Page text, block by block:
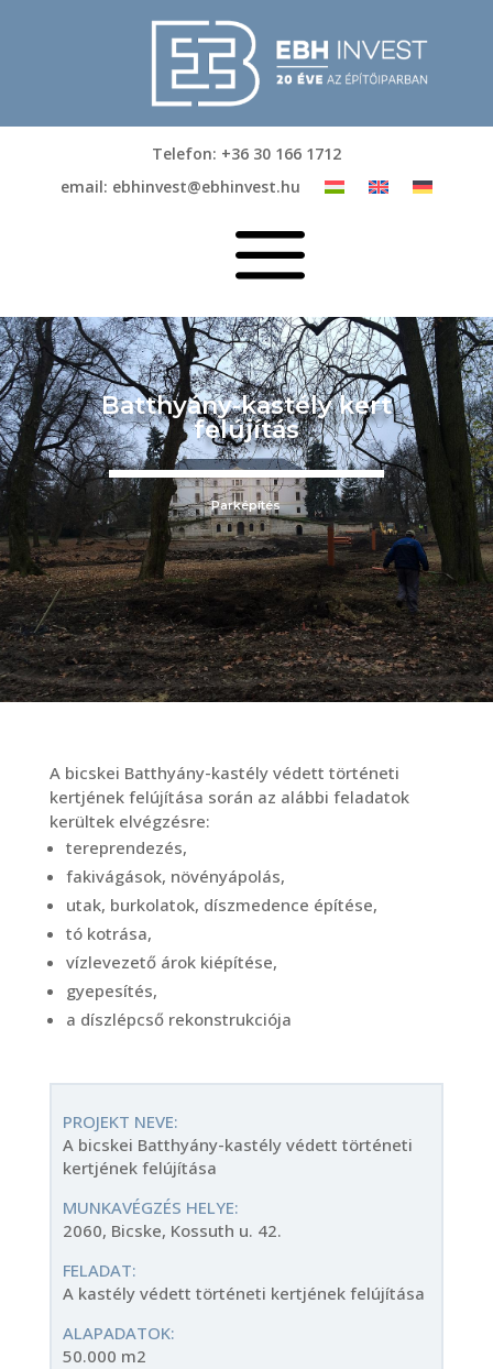
Telefon: +36 30 166 1712
email: ebhinvest@ebhinvest.hu
a
Batthyány-kastély kert
felújítás
Parképítés
A bicskei Batthyány-kastély védett történeti
kertjének felújítása során az alábbi feladatok
kerültek elvégzésre:
tereprendezés,
fakivágások, növényápolás,
utak, burkolatok, díszmedence építése,
tó kotrása,
vízlevezető árok kiépítése,
gyepesítés,
a díszlépcső rekonstrukciója
PROJEKT NEVE:
A bicskei Batthyány-kastély védett történeti
kertjének felújítása
MUNKAVÉGZÉS HELYE:
2060, Bicske, Kossuth u. 42.
FELADAT:
A kastély védett történeti kertjének felújítása
ALAPADATOK:
50.000 m2